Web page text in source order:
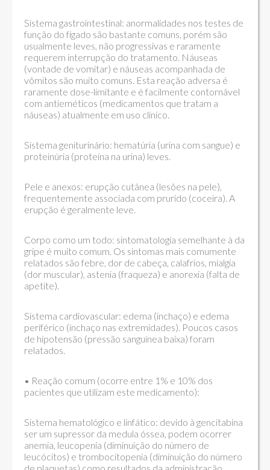
Sistema gastrointestinal: anormalidades nos testes de
função do fígado são bastante comuns, porém são
usualmente leves, não progressivas e raramente
requerem interrupção do tratamento. Náuseas
(vontade de vomitar) e náuseas acompanhada de
vômitos são muito comuns. Esta reação adversa é
raramente dose-limitante e é facilmente contornável
com antieméticos (medicamentos que tratam a
náuseas) atualmente em uso clínico.
Sistema geniturinário: hematúria (urina com sangue) e
proteinúria (proteína na urina) leves.
Pele e anexos: erupção cutânea (lesões na pele),
frequentemente associada com prurido (coceira). A
erupção é geralmente leve.
Corpo como um todo: sintomatologia semelhante à da
gripe é muito comum. Os sintomas mais comumente
relatados são febre, dor de cabeça, calafrios, mialgia
(dor muscular), astenia (fraqueza) e anorexia (falta de
apetite).
Sistema cardiovascular: edema (inchaço) e edema
periférico (inchaço nas extremidades). Poucos casos
de hipotensão (pressão sanguínea baixa) foram
relatados.
• Reação comum (ocorre entre 1% e 10% dos
pacientes que utilizam este medicamento):
Sistema hematológico e linfático: devido à gencitabina
ser um supressor da medula óssea, podem ocorrer
anemia, leucopenia (diminuição do número de
leucócitos) e trombocitopenia (diminuição do número